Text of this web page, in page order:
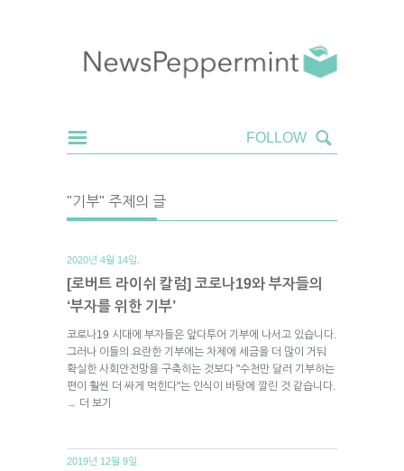
"기부" 주제의 글
2020년 4월 14일.
[로버트 라이쉬 칼럼] 코로나19와 부자들의
‘부자를 위한 기부’
코로나19 시대에 부자들은 앞다투어 기부에 나서고 있습니다.
그러나 이들의 요란한 기부에는 차제에 세금을 더 많이 거둬
확실한 사회안전망을 구축하는 것보다 "수천만 달러 기부하는
편이 훨씬 더 싸게 먹힌다"는 인식이 바탕에 깔린 것 같습니다.
→ 더 보기
2019년 12월 9일.